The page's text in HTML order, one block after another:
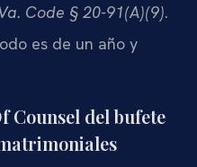
Code § 20-91(A)(9).
es de un año y
Counsel del bufete